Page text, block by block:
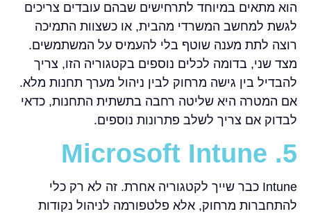
הוא מתאים במיוחד לתרחישים שבהם עובדים צריכים
לגשת למחשב המשרדי מהבית, או כשצוות התמיכה
רוצה לתת מענה שוטף בלי להעמיס על המשתמשים.
מצד שני, בדומה לכלים נוספים בקטגוריה הזו, צריך
להבדיל בין גישה מרחוק לבין ניהול מערך תחנות מלא.
אם המטרה היא שליטה רחבה בתשתית התחנות, כדאי
לבדוק אם צריך לשלב פתרונות נוספים.
5. Microsoft Intune
Intune כבר שייך לקטגוריה אחרת. זה לא רק כלי
להתחברות מרחוק, אלא פלטפורמה לניהול נקודות